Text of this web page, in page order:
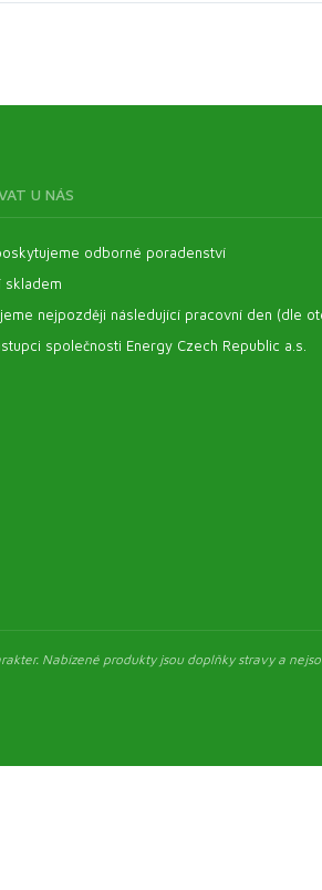
U NÁS
odborné poradenství
skladem
nejpozději následující pracovní den (dle
společnosti Energy Czech Republic a.s.
Nabízené produkty jsou doplňky stravy a